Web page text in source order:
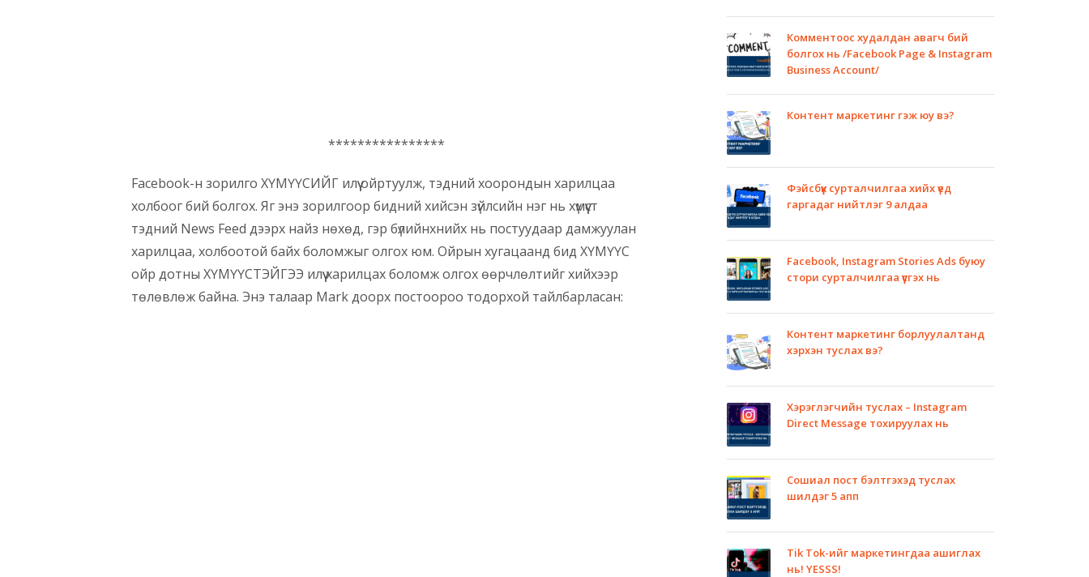
****************
Facebook-н зорилго ХҮМҮҮСИЙГ илүү ойртуулж, тэдний хоорондын харилцаа
холбоог бий болгох. Яг энэ зорилгоор бидний хийсэн зүйлсийн нэг нь хүмүүст
тэдний News Feed дээрх найз нөхөд, гэр бүлийнхнийх нь постуудаар дамжуулан
харилцаа, холбоотой байх боломжыг олгох юм. Ойрын хугацаанд бид ХҮМҮҮС
ойр дотны ХҮМҮҮСТЭЙГЭЭ илүү харилцах боломж олгох өөрчлөлтийг хийхээр
төлөвлөж байна. Энэ талаар Mark доорх постоороо тодорхой тайлбарласан:
Комментоос худалдан авагч бий
болгох нь /Facebook Page & Instagram
Business Account/
Контент маркетинг гэж юу вэ?
Фэйсбүүк сурталчилгаа хийх үед
гаргадаг нийтлэг 9 алдаа
Facebook, Instagram Stories Ads буюу
стори сурталчилгаа үүсгэх нь
Контент маркетинг борлуулалтанд
хэрхэн туслах вэ?
Хэрэглэгчийн туслах – Instagram
Direct Message тохируулах нь
Сошиал пост бэлтгэхэд туслах
шилдэг 5 апп
Tik Tok-ийг маркетингдаа ашиглах
нь! YESSS!